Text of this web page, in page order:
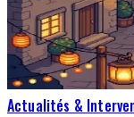
Actualités &